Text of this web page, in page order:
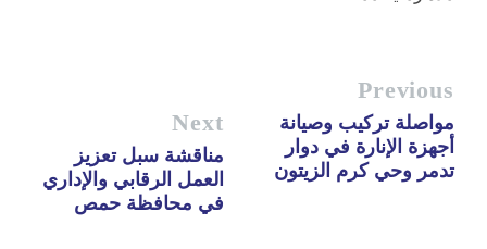
Previous
مواصلة تركيب وصيانة
أجهزة الإنارة في دوار
تدمر وحي كرم الزيتون
Next
مناقشة سبل تعزيز
العمل الرقابي والإداري
في محافظة حمص